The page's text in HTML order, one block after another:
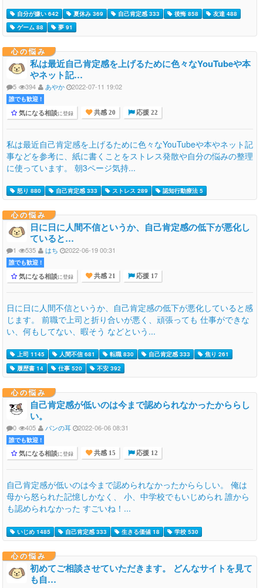
自分が嫌い 642 夏休み 369 自己肯定感 333 後悔 858
友達 488
ゲーム 88
夢 91
心の悩み
私は最近自己肯定感を上げるために色々なYouTubeや本
やネット記…
5 394 あやか 2022-07-11 19:02
誰でも歓迎 !
気になる相談に登録 共感 20 応援 22
私は最近自己肯定感を上げるために色々なYouTubeや本やネット記
事などを参考に、紙に書くことをストレス発散や自分の悩みの整理
に使っています。 朝3ページ気持...
怒り 880 自己肯定感 333 ストレス 289 認知行動療法 5
心の悩み
日に日に人間不信というか、自己肯定感の低下が悪化し
ていると…
1 535 はち 2022-06-19 00:31
誰でも歓迎 !
気になる相談に登録 共感 21 応援 17
日に日に人間不信というか、自己肯定感の低下が悪化していると感
じます。 前職で上司と折り合いが悪く、頑張っても 仕事ができな
い、何もしてない、暇そう などという...
上司 1145 人間不信 681 転職 830 自己肯定感 333
焦り 261
履歴書 14
仕事 520 不安 392
心の悩み
自己肯定感が低いのは今まで認められなかったかららし
い。
0 405 パンの耳 2022-06-06 08:31
誰でも歓迎 !
気になる相談に登録 共感 15 応援 12
自己肯定感が低いのは今まで認められなかったかららしい。 俺は
母から怒られた記憶しかなく、 小、中学校でもいじめられ 誰から
も認められなかった すごいね！...
いじめ 1485 自己肯定感 333 生きる価値 18 学校 530
心の悩み
初めてご相談させていただきます。 どんなサイトを見て
も自…